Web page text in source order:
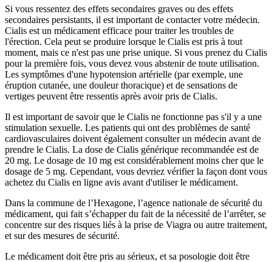
Si vous ressentez des effets secondaires graves ou des effets
secondaires persistants, il est important de contacter votre médecin.
Cialis est un médicament efficace pour traiter les troubles de
l'érection. Cela peut se produire lorsque le Cialis est pris à tout
moment, mais ce n'est pas une prise unique. Si vous prenez du Cialis
pour la première fois, vous devez vous abstenir de toute utilisation.
Les symptômes d'une hypotension artérielle (par exemple, une
éruption cutanée, une douleur thoracique) et de sensations de
vertiges peuvent être ressentis après avoir pris de Cialis.
Il est important de savoir que le Cialis ne fonctionne pas s'il y a une
stimulation sexuelle. Les patients qui ont des problèmes de santé
cardiovasculaires doivent également consulter un médecin avant de
prendre le Cialis. La dose de Cialis générique recommandée est de
20 mg. Le dosage de 10 mg est considérablement moins cher que le
dosage de 5 mg. Cependant, vous devriez vérifier la façon dont vous
achetez du Cialis en ligne avis avant d'utiliser le médicament.
Dans la commune de l’Hexagone, l’agence nationale de sécurité du
médicament, qui fait s’échapper du fait de la nécessité de l’arrêter, se
concentre sur des risques liés à la prise de Viagra ou autre traitement,
et sur des mesures de sécurité.
Le médicament doit être pris au sérieux, et sa posologie doit être